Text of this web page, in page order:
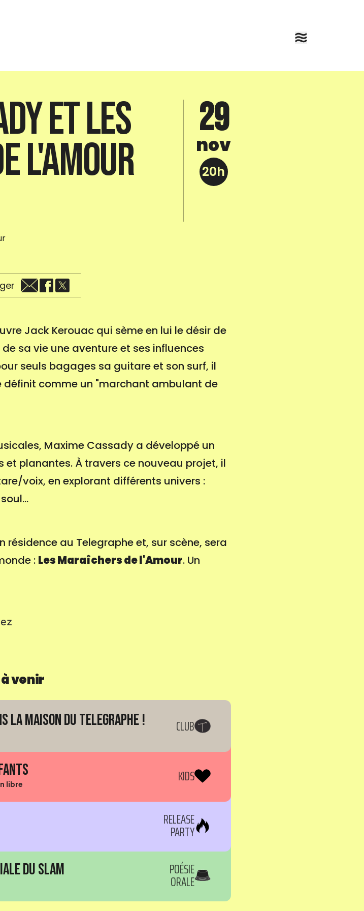
et les
l'amour
29
nov
20h
Jack Kerouac qui sème en lui le désir de
sa vie une aventure et ses influences
seuls bagages sa guitare et son surf, il
comme un "marchant ambulant de
Maxime Cassady a développé un
et planantes. À travers ce nouveau projet, il
voix, en explorant différents univers :
résidence au Telegraphe et, sur scène, sera
: Les Maraîchers de l'Amour. Un
à venir
La Maison du Telegraphe ! CLUB
libre KIDS
RELEASE
PARTY
du Slam POÉSIE
ORALE